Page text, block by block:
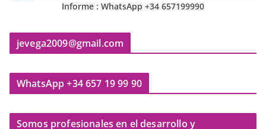
Informe : WhatsApp +34 657199990
jevega2009@gmail.com
WhatsApp +34 657 19 99 90
Somos profesionales en el desarrollo y